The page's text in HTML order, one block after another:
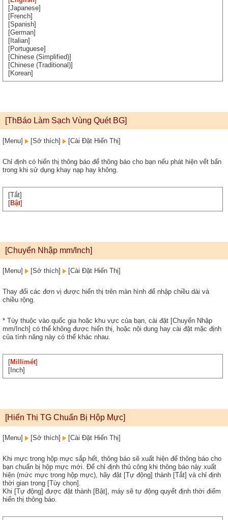
[Japanese]
[French]
[Spanish]
[German]
[Italian]
[Portuguese]
[Chinese (Simplified)]
[Chinese (Traditional)]
[Korean]
[ThBáo Làm Sạch Vùng Quét BG]
[Menu] [Sở thích] [Cài Đặt Hiển Thị]
Chỉ định có hiển thị thông báo để thông báo cho bạn nếu phát hiện vết bẩn
trong khi sử dụng khay nạp hay không.
[Tắt]
[Bật]
[Chuyển Nhập mm/Inch]
[Menu] [Sở thích] [Cài Đặt Hiển Thị]
Thay đổi các đơn vị được hiển thị trên màn hình để nhập chiều dài và
chiều rộng.
* Tùy thuộc vào quốc gia hoặc khu vực của bạn, cài đặt [Chuyển Nhập
mm/Inch] có thể không được hiển thị, hoặc nội dung hay cài đặt mặc định
của tính năng này có thể khác nhau.
[Millimét]
[Inch]
[Hiển Thị TG Chuẩn Bị Hộp Mực]
[Menu] [Sở thích] [Cài Đặt Hiển Thị]
Khi mực trong hộp mực sắp hết, thông báo sẽ xuất hiện để thông báo cho
bạn chuẩn bị hộp mực mới. Để chỉ định thủ công khi thông báo này xuất
hiện (mức mực trong hộp mực), hãy đặt [Tự động] thành [Tắt] và chỉ định
thời gian trong [Tùy chọn].
Khi [Tự động] được đặt thành [Bật], máy sẽ tự động quyết định thời điểm
hiển thị thông báo.